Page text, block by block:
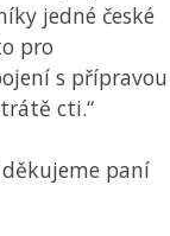
jedné české
pro
s přípravou
cti.“
paní